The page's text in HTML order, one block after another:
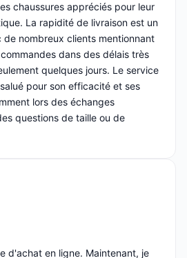
chaussures appréciés pour leur
La rapidité de livraison est un
nombreux clients mentionnant
dans des délais très
quelques jours. Le service
pour son efficacité et ses
lors des échanges
questions de taille ou de
d'achat en ligne. Maintenant, je